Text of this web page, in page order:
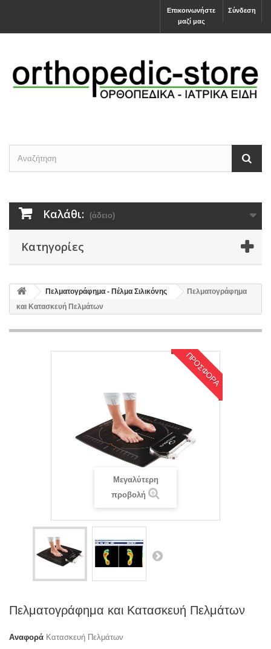
Σύνδεση
Επικοινωνήστε
μαζί μας
Καλάθι: (άδειο)
Κατηγορίες
Πελματογράφημα - Πέλμα Σιλικόνης
Πελματογράφημα
και Κατασκευή Πελμάτων
ΠΡΟΣΦΟΡΆ
Μεγαλύτερη
προβολή
Πελματογράφημα και Κατασκευή Πελμάτων
Αναφορά Κατασκευή Πελμάτων